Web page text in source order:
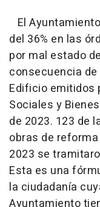
El
del 36% en las
por mal estado
consecuencia
Edificio emitidos
Sociales y
de 2023. 123 de
obras de
2023 se
Esta es una
la ciudadanía
Ayuntamiento